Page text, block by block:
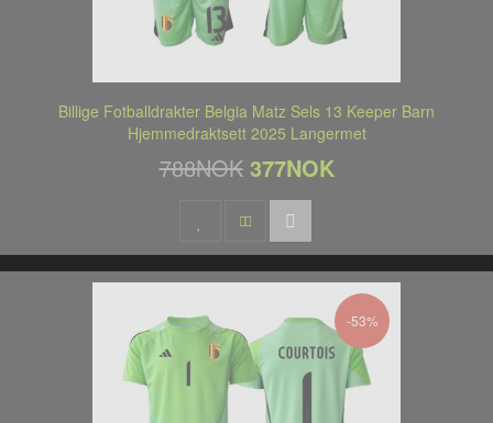
Billige Fotballdrakter Belgia Matz Sels 13 Keeper Barn
Hjemmedraktsett 2025 Langermet
788NOK 377NOK
-53%